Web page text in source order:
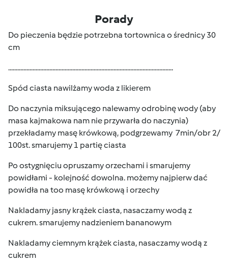
Porady
Do pieczenia będzie potrzebna tortownica o średnicy 30
cm
............................................................................................................
Spód ciasta nawilżamy woda z likierem
Do naczynia miksującego nalewamy odrobinę wody (aby
masa kajmakowa nam nie przywarła do naczynia)
przekładamy masę krówkową, podgrzewamy 7min/obr 2/
100st. smarujemy 1 partię ciasta
Po ostygnięciu opruszamy orzechami i smarujemy
powidłami - kolejność dowolna. możemy najpierw dać
powidła na too masę krówkową i orzechy
Nakladamy jasny krążek ciasta, nasaczamy wodą z
cukrem. smarujemy nadzieniem bananowym
Nakladamy ciemnym krążek ciasta, nasaczamy wodą z
cukrem